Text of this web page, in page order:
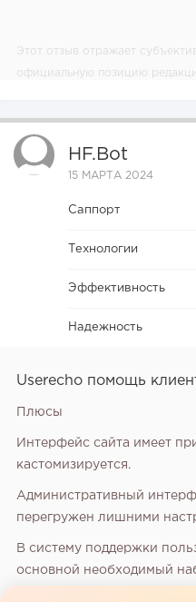
Этот отзыв отражает
официальную позицию
HF.bot
15 МАРТА 2024
Саппорт
Технологии
Эффективность
Надежность
Userecho помощь
Плюсы
Интерфейс сайта имеет
кастомизируется.
Административный
перегружен лишними
В систему поддержки
основной необходимый